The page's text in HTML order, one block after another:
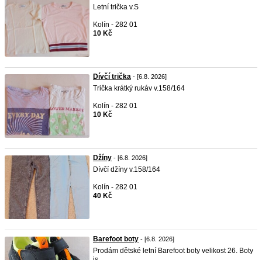
Letní trička v.S
Kolín - 282 01
10 Kč
Dívčí trička - [6.8. 2026]
Trička krátký rukáv v.158/164
Kolín - 282 01
10 Kč
Džíny - [6.8. 2026]
Dívčí džíny v.158/164
Kolín - 282 01
40 Kč
Barefoot boty - [6.8. 2026]
Prodám dětské letní Barefoot boty velikost 26. Boty